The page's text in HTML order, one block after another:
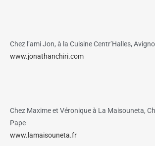
Chez l’ami Jon, à la Cuisine Centr’Halles,
www.jonathanchiri.com
Chez Maxime et Véronique à La Maisouneta,
Pape
www.lamaisouneta.fr